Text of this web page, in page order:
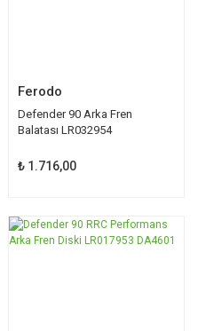
Ferodo
Defender 90 Arka Fren
Balatası LR032954
₺ 1.716,00